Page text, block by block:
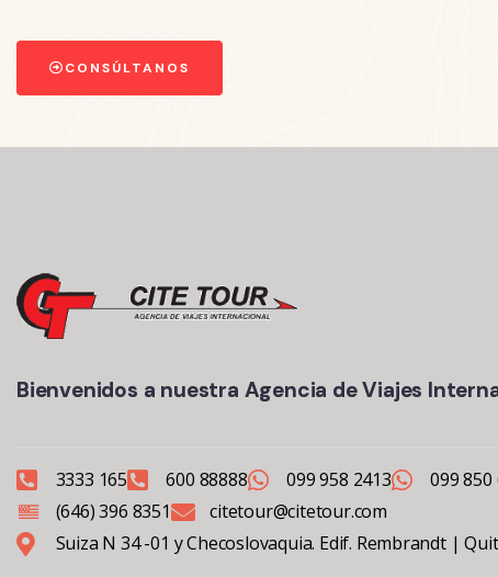
CONSÚLTANOS
Bienvenidos a nuestra Agencia de Viajes
3333 165 600 88888 099 958 2413
099 850
(646) 396 8351
citetour@citetour.com
Suiza N 34 -01 y Checoslovaquia. Edif. Rembrandt |